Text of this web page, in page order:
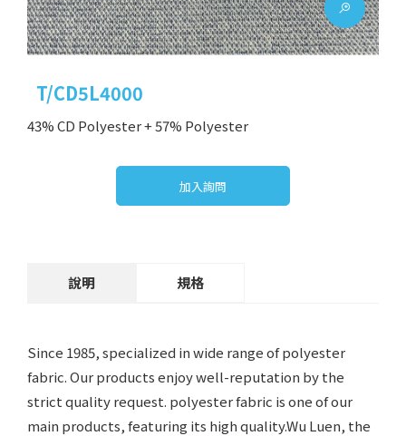
T/CD5L4000
43% CD Polyester + 57% Polyester
加入詢問
說明 規格
Since 1985, specialized in wide range of polyester
fabric. Our products enjoy well-reputation by the
strict quality request. polyester fabric is one of our
main products, featuring its high quality.Wu Luen, the